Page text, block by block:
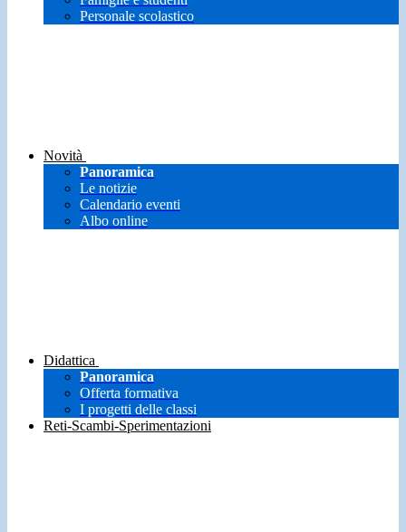
Personale scolastico
Novità
Panoramica
Le notizie
Calendario eventi
Albo online
Didattica
Panoramica
Offerta formativa
I progetti delle classi
Reti-Scambi-Sperimentazioni